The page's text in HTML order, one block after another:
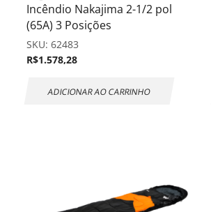
Incêndio Nakajima 2-1/2 pol
(65A) 3 Posições
SKU: 62483
R$1.578,28
ADICIONAR AO CARRINHO